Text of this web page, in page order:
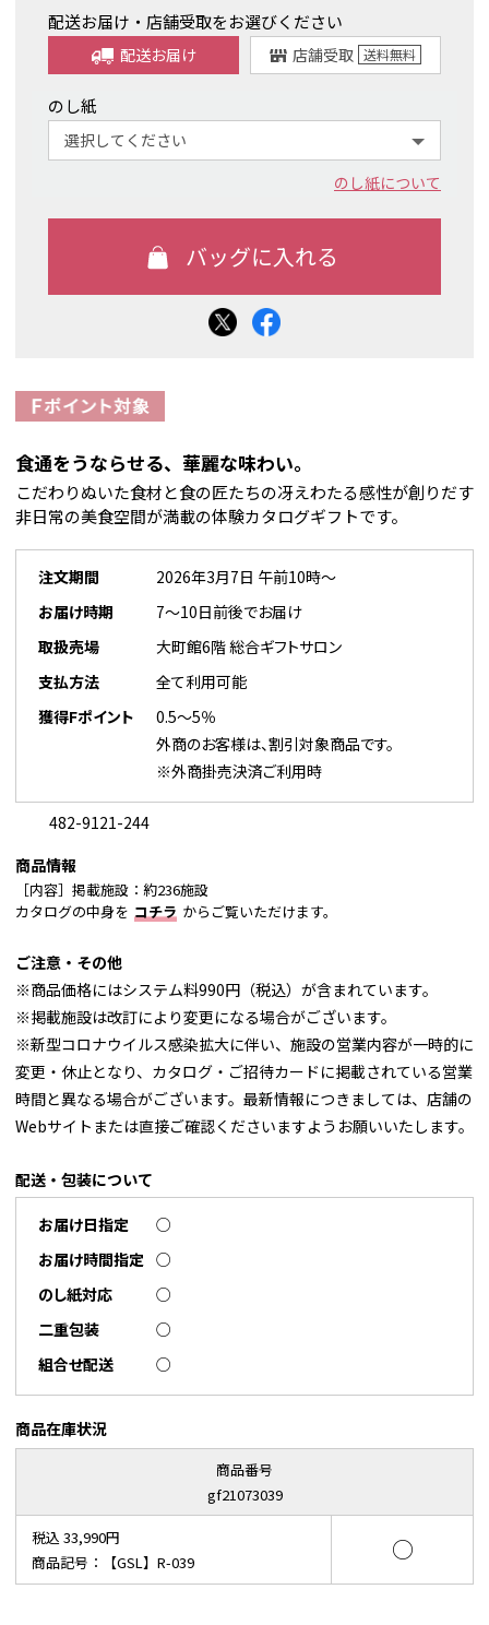
配送お届け・店舗受取をお選びください
配送お届け 店舗受取 送料無料
のし紙
のし紙について
食通をうならせる、華麗な味わい。
こだわりぬいた食材と食の匠たちの冴えわたる感性が創りだす
非日常の美食空間が満載の体験カタログギフトです。
注文期間
2026年3月7日 午前10時～
お届け時期
7～10日前後でお届け
取扱売場
大町館6階 総合ギフトサロン
支払方法
全て利用可能
獲得Fポイント
0.5～5％
外商のお客様は、割引対象商品です。
※外商掛売決済ご利用時
482-9121-244
商品情報
［内容］掲載施設：約236施設
カタログの中身を コチラ からご覧いただけます。
ご注意・その他
※商品価格にはシステム料990円（税込）が含まれています。
※掲載施設は改訂により変更になる場合がございます。
※新型コロナウイルス感染拡大に伴い、施設の営業内容が一時的に
変更・休止となり、カタログ・ご招待カードに掲載されている営業
時間と異なる場合がございます。最新情報につきましては、店舗の
Webサイトまたは直接ご確認くださいますようお願いいたします。
配送・包装について
お届け日指定
○
お届け時間指定 ○
のし紙対応
○
二重包装
○
組合せ配送
○
商品在庫状況
商品番号
gf21073039
税込 33,990円
商品記号：【GSL】R-039
○